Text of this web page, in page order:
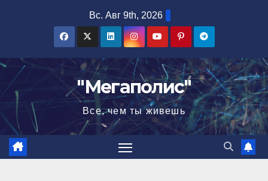
Вс. Авг 9th, 2026
"Мегаполис"
Все, чем ты живешь